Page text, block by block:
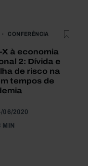
CONFERÊNCIA
X à economia
2: Dívida e
de risco na
tempos de
06/2020
MIN